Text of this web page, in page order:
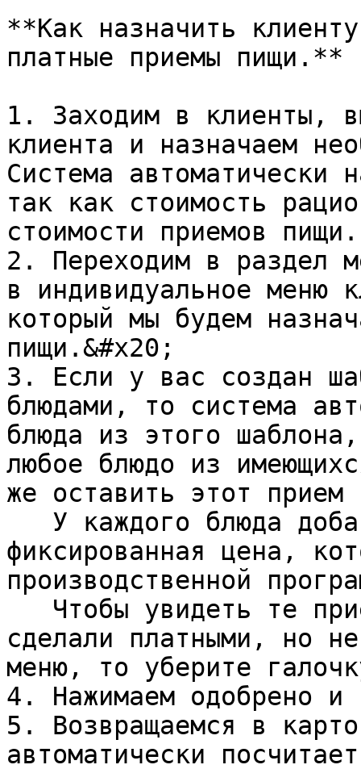
**Как назначить
платные приемы пищи.**
1. Заходим в клиенты,
клиента и назначаем
Система автоматически
так как стоимость
стоимости приемов пищи.
2. Переходим в раздел
в индивидуальное меню
который мы будем
пищи.&#x20;
3. Если у вас создан
блюдами, то система
блюда из этого
любое блюдо из
же оставить этот
фиксированная цена,
производственной
сделали платными, но
меню, то уберите
4. Нажимаем одобрено и
5. Возвращаемся в
автоматически